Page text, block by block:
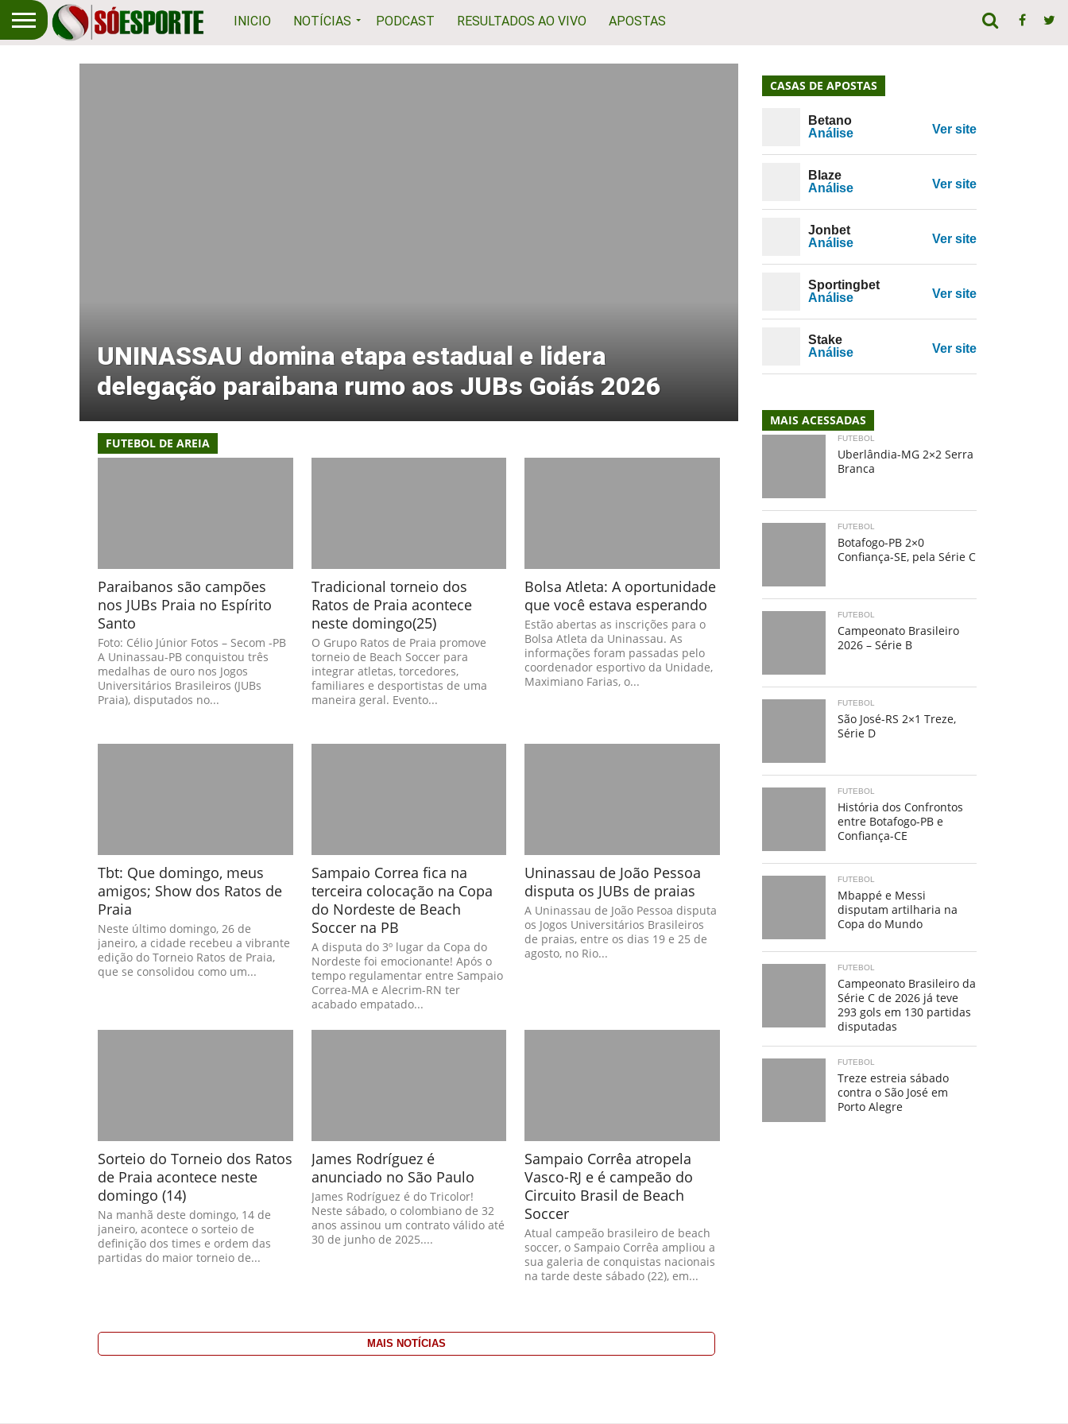
INICIO NOTÍCIAS PODCAST RESULTADOS AO VIVO APOSTAS
UNINASSAU domina etapa estadual e lidera
delegação paraibana rumo aos JUBs Goiás 2026
FUTEBOL DE AREIA
Paraibanos são campões
nos JUBs Praia no Espírito
Santo
Foto: Célio Júnior Fotos – Secom -PB
A Uninassau-PB conquistou três
medalhas de ouro nos Jogos
Universitários Brasileiros (JUBs
Praia), disputados no...
Tradicional torneio dos
Ratos de Praia acontece
neste domingo(25)
O Grupo Ratos de Praia promove
torneio de Beach Soccer para
integrar atletas, torcedores,
familiares e desportistas de uma
maneira geral. ​Evento...
Bolsa Atleta: A oportunidade
que você estava esperando
Estão abertas as inscrições para o
Bolsa Atleta da Uninassau. As
informações foram passadas pelo
coordenador esportivo da Unidade,
Maximiano Farias, o...
Tbt: Que domingo, meus
amigos; Show dos Ratos de
Praia
Neste último domingo, 26 de
janeiro, a cidade recebeu a vibrante
edição do Torneio Ratos de Praia,
que se consolidou como um...
Sampaio Correa fica na
terceira colocação na Copa
do Nordeste de Beach
Soccer na PB
A disputa do 3º lugar da Copa do
Nordeste foi emocionante! Após o
tempo regulamentar entre Sampaio
Correa-MA e Alecrim-RN ter
acabado empatado...
Uninassau de João Pessoa
disputa os JUBs de praias
A Uninassau de João Pessoa disputa
os Jogos Universitários Brasileiros
de praias, entre os dias 19 e 25 de
agosto, no Rio...
Sorteio do Torneio dos Ratos
de Praia acontece neste
domingo (14)
Na manhã deste domingo, 14 de
janeiro, acontece o sorteio de
definição dos times e ordem das
partidas do maior torneio de...
James Rodríguez é
anunciado no São Paulo
James Rodríguez é do Tricolor!
Neste sábado, o colombiano de 32
anos assinou um contrato válido até
30 de junho de 2025....
Sampaio Corrêa atropela
Vasco-RJ e é campeão do
Circuito Brasil de Beach
Soccer
Atual campeão brasileiro de beach
soccer, o Sampaio Corrêa ampliou a
sua galeria de conquistas nacionais
na tarde deste sábado (22), em...
MAIS NOTÍCIAS
CASAS DE APOSTAS
Betano
Análise
Ver site
Blaze
Análise
Ver site
Jonbet
Análise
Ver site
Sportingbet
Análise
Ver site
Stake
Análise
Ver site
MAIS ACESSADAS
FUTEBOL
Uberlândia-MG 2×2 Serra
Branca
FUTEBOL
Botafogo-PB 2×0
Confiança-SE, pela Série C
FUTEBOL
Campeonato Brasileiro
2026 – Série B
FUTEBOL
São José-RS 2×1 Treze,
Série D
FUTEBOL
História dos Confrontos
entre Botafogo-PB e
Confiança-CE
FUTEBOL
Mbappé e Messi
disputam artilharia na
Copa do Mundo
FUTEBOL
Campeonato Brasileiro da
Série C de 2026 já teve
293 gols em 130 partidas
disputadas
FUTEBOL
Treze estreia sábado
contra o São José em
Porto Alegre